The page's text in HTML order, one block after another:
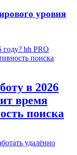
уровня
в 2026
время
поиска